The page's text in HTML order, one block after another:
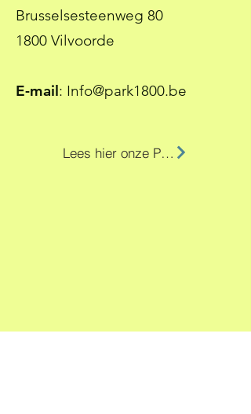
Brusselsesteenweg 80
1800 Vilvoorde
E-mail: Info@park1800.be
Lees hier onze Privacy Policy